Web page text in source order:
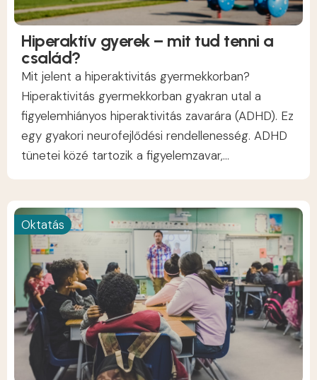
Hiperaktív gyerek – mit tud tenni a
család?
Mit jelent a hiperaktivitás gyermekkorban?
Hiperaktivitás gyermekkorban gyakran utal a
figyelemhiányos hiperaktivitás zavarára (ADHD). Ez
egy gyakori neurofejlődési rendellenesség. ADHD
tünetei közé tartozik a figyelemzavar,...
Oktatás